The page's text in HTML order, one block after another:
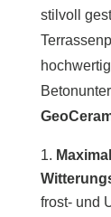
stilvoll
frost- und